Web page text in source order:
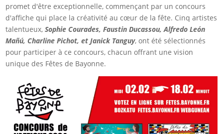
promet d'être exceptionnelle, commençant par un concours
d'affiche qui place la créativité au cœur de la fête. Cinq artistes
talentueux,Sophie Courades, Faustin Ducassou, Alfredo León
Mañú, Charline Pichot, et Janick Tanguy, ont été sélectionnés
pour participer à ce concours, chacun offrant une vision
unique des Fêtes de Bayonne.